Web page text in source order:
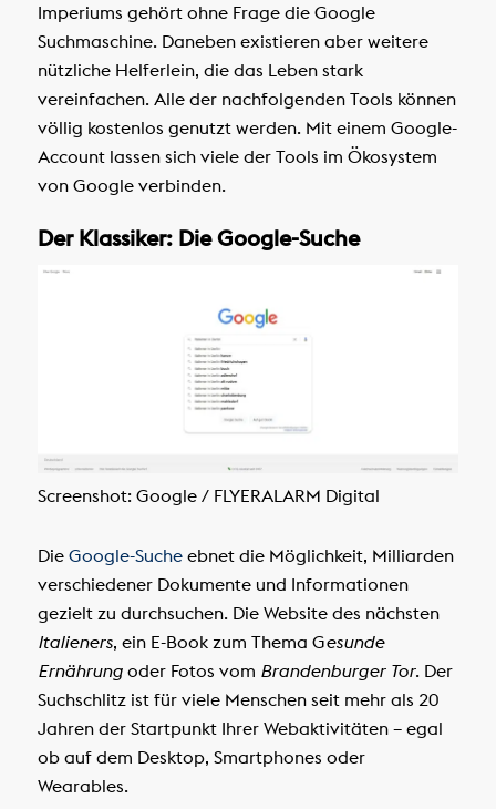
Imperiums gehört ohne Frage die Google
Suchmaschine. Daneben existieren aber weitere
nützliche Helferlein, die das Leben stark
vereinfachen. Alle der nachfolgenden Tools können
völlig kostenlos genutzt werden. Mit einem Google-
Account lassen sich viele der Tools im Ökosystem
von Google verbinden.
Der Klassiker: Die Google-Suche
Screenshot: Google / FLYERALARM Digital
Die Google-Sucheebnet die Möglichkeit, Milliarden
verschiedener Dokumente und Informationen
gezielt zu durchsuchen. Die Website des nächsten
Italieners, ein E-Book zum Thema Gesunde
Ernährungoder Fotos vom Brandenburger Tor. Der
Suchschlitz ist für viele Menschen seit mehr als 20
Jahren der Startpunkt Ihrer Webaktivitäten – egal
ob auf dem Desktop, Smartphones oder
Wearables.